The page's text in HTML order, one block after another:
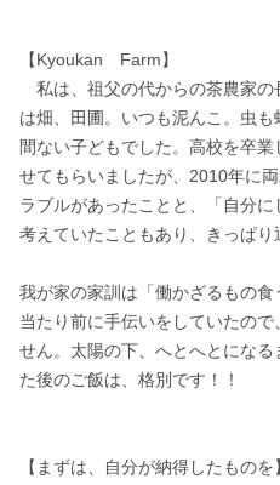
【Kyoukan　Farm】
私は、祖父の代からの茶農家の
は畑、田圃。いつも泥んこ。虫も
間ない子どもでした。高校を卒
せてもらいましたが、2010年に
ラブルがあったことと、「自分
考えていたこともあり、きっぱり
我が家の家訓は「働かざるもの
当たり前に手伝いをしていたの
せん。太陽の下、へとへとにな
た後のご飯は、格別です！！
【まずは、自分が納得したものを】